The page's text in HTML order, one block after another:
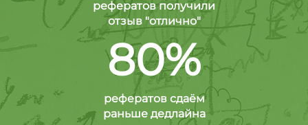
рефератов получили
отзыв "отлично"
80%
рефератов сдаём
раньше дедлайна